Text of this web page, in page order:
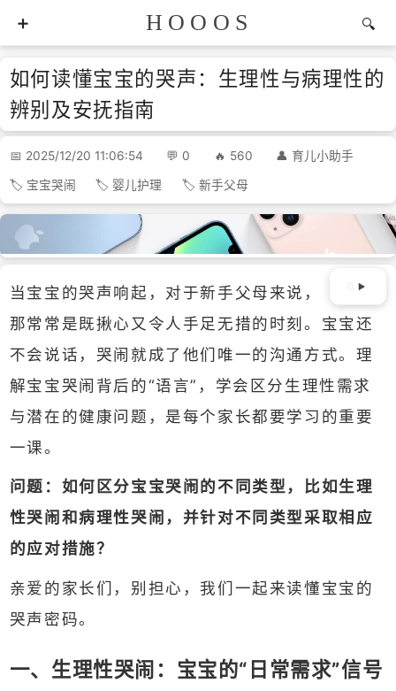
HOOOS
如何读懂宝宝的哭声：生理性与病理性的
辨别及安抚指南
2025/12/20 11:06:54 0 560 育儿小助手
宝宝哭闹 婴儿护理 新手父母
当宝宝的哭声响起，对于新手父母来说，
那常常是既揪心又令人手足无措的时刻。宝宝还
不会说话，哭闹就成了他们唯一的沟通方式。理
解宝宝哭闹背后的“语言”，学会区分生理性需求
与潜在的健康问题，是每个家长都要学习的重要
一课。
问题：如何区分宝宝哭闹的不同类型，比如生理
性哭闹和病理性哭闹，并针对不同类型采取相应
的应对措施？
亲爱的家长们，别担心，我们一起来读懂宝宝的
哭声密码。
一、生理性哭闹：宝宝的“日常需求”信号